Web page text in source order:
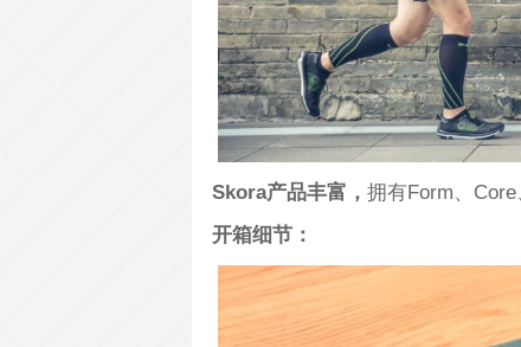
Skora产品丰富， 拥有Form、Core
开箱细节：